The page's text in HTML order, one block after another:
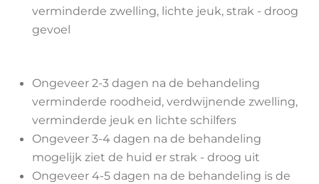
verminderde zwelling, lichte jeuk, strak - droog
gevoel
Ongeveer 2-3 dagen na de behandeling
verminderde roodheid, verdwijnende zwelling,
verminderde jeuk en lichte schilfers
Ongeveer 3-4 dagen na de behandeling
mogelijk ziet de huid er strak - droog uit
Ongeveer 4-5 dagen na de behandeling is de